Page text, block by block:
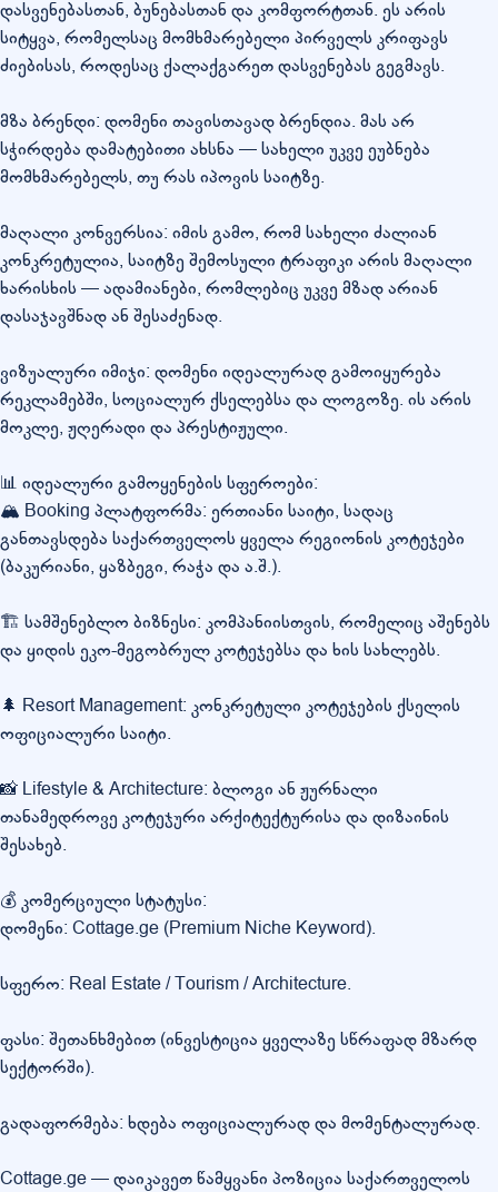
დასვენებასთან, ბუნებასთან და კომფორტთან. ეს არის
სიტყვა, რომელსაც მომხმარებელი პირველს კრიფავს
ძიებისას, როდესაც ქალაქგარეთ დასვენებას გეგმავს.
მზა ბრენდი: დომენი თავისთავად ბრენდია. მას არ
სჭირდება დამატებითი ახსნა — სახელი უკვე ეუბნება
მომხმარებელს, თუ რას იპოვის საიტზე.
მაღალი კონვერსია: იმის გამო, რომ სახელი ძალიან
კონკრეტულია, საიტზე შემოსული ტრაფიკი არის მაღალი
ხარისხის — ადამიანები, რომლებიც უკვე მზად არიან
დასაჯავშნად ან შესაძენად.
ვიზუალური იმიჯი: დომენი იდეალურად გამოიყურება
რეკლამებში, სოციალურ ქსელებსა და ლოგოზე. ის არის
მოკლე, ჟღერადი და პრესტიჟული.
📊 იდეალური გამოყენების სფეროები:
🏔️ Booking პლატფორმა: ერთიანი საიტი, სადაც
განთავსდება საქართველოს ყველა რეგიონის კოტეჯები
(ბაკურიანი, ყაზბეგი, რაჭა და ა.შ.).
🏗️ სამშენებლო ბიზნესი: კომპანიისთვის, რომელიც აშენებს
და ყიდის ეკო-მეგობრულ კოტეჯებსა და ხის სახლებს.
🌲 Resort Management: კონკრეტული კოტეჯების ქსელის
ოფიციალური საიტი.
📸 Lifestyle & Architecture: ბლოგი ან ჟურნალი
თანამედროვე კოტეჯური არქიტექტურისა და დიზაინის
შესახებ.
💰 კომერციული სტატუსი:
დომენი: Cottage.ge (Premium Niche Keyword).
სფერო: Real Estate / Tourism / Architecture.
ფასი: შეთანხმებით (ინვესტიცია ყველაზე სწრაფად მზარდ
სექტორში).
გადაფორმება: ხდება ოფიციალურად და მომენტალურად.
Cottage.ge — დაიკავეთ წამყვანი პოზიცია საქართველოს